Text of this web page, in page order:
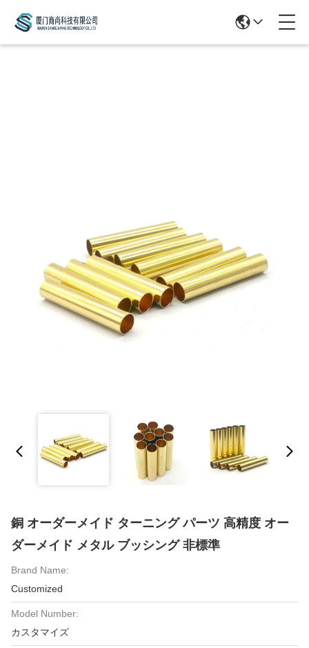
銅 オーダーメイド ターニング パーツ 高精度 オー
ダーメイド メタル ブッシング 非標準
Brand Name:
Customized
Model Number:
カスタマイズ